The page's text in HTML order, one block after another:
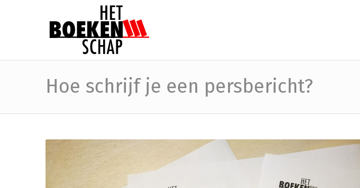
Hoe schrijf je een persbericht?